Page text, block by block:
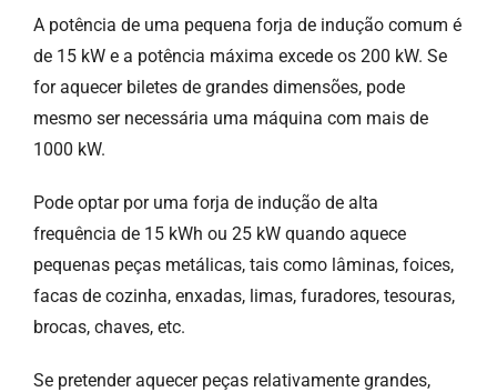
A potência de uma pequena forja de indução comum é
de 15 kW e a potência máxima excede os 200 kW. Se
for aquecer biletes de grandes dimensões, pode
mesmo ser necessária uma máquina com mais de
1000 kW.
Pode optar por uma forja de indução de alta
frequência de 15 kWh ou 25 kW quando aquece
pequenas peças metálicas, tais como lâminas, foices,
facas de cozinha, enxadas, limas, furadores, tesouras,
brocas, chaves, etc.
Se pretender aquecer peças relativamente grandes,